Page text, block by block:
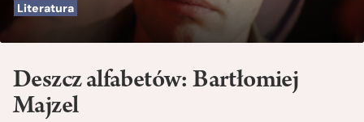
Literatura
Deszcz alfabetów: Bartłomiej
Majzel